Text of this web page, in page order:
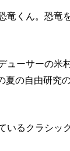
竜くん。恐竜
ューサーの米
の自由研究
いるクラシッ